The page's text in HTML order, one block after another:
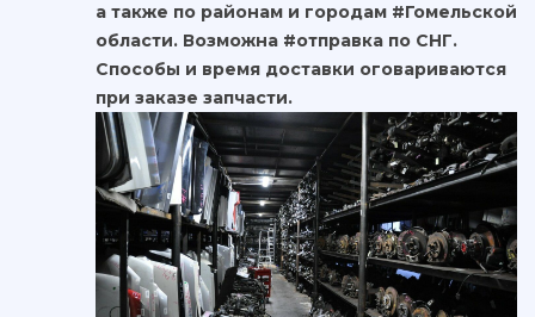
а также по районам и городам #Гомельской
области. Возможна #отправка по СНГ.
Способы и время доставки оговариваются
при заказе запчасти.